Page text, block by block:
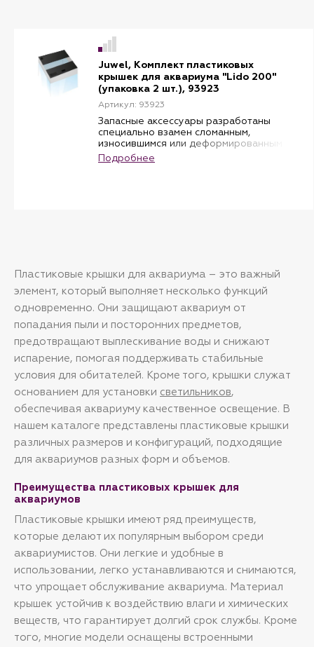
Juwel, Комплект пластиковых
крышек для аквариума "Lido 200"
(упаковка 2 шт.), 93923
Артикул: 93923
Запасные аксессуары разработаны
специально взамен сломанным,
износившимся или деформированным
оригинальным комплектующим
деталям.
оптимальную и надёжную работу
Вашего технического устройства в
течении длительного времени в
соответствии со стандартами
качества, заложенными
производителем.
Совместимы с аквариумом Lido 200. В
комплекте 2 крышки.
Подробнее
Пластиковые крышки для аквариума – это важный
элемент, который выполняет несколько функций
одновременно. Они защищают аквариум от
попадания пыли и посторонних предметов,
предотвращают выплескивание воды и снижают
испарение, помогая поддерживать стабильные
условия для обитателей. Кроме того, крышки служат
основанием для установки светильников,
обеспечивая аквариуму качественное освещение. В
нашем каталоге представлены пластиковые крышки
различных размеров и конфигураций, подходящие
для аквариумов разных форм и объемов.
Преимущества пластиковых крышек для
аквариумов
Пластиковые крышки имеют ряд преимуществ,
которые делают их популярным выбором среди
аквариумистов. Они легкие и удобные в
использовании, легко устанавливаются и снимаются,
что упрощает обслуживание аквариума. Материал
крышек устойчив к воздействию влаги и химических
веществ, что гарантирует долгий срок службы. Кроме
того, многие модели оснащены встроенными